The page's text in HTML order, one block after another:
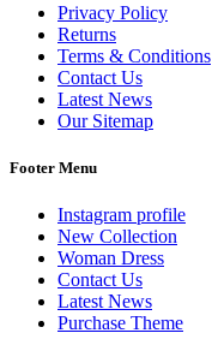
Privacy Policy
Returns
Terms & Conditions
Contact Us
Latest News
Our Sitemap
Footer Menu
Instagram profile
New Collection
Woman Dress
Contact Us
Latest News
Purchase Theme